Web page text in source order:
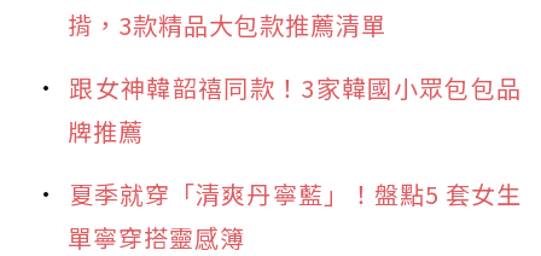
揹，3款精品大包款推薦清單
跟女神韓韶禧同款！3家韓國小眾包包品
牌推薦
夏季就穿「清爽丹寧藍」！盤點5 套女生
單寧穿搭靈感簿